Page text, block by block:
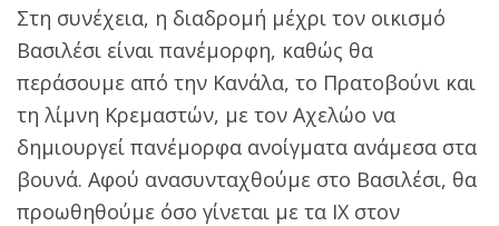
Στη συνέχεια, η διαδρομή μέχρι τον οικισμό
Βασιλέσι είναι πανέμορφη, καθώς θα
περάσουμε από την Κανάλα, το Πρατοβούνι και
τη λίμνη Κρεμαστών, με τον Αχελώο να
δημιουργεί πανέμορφα ανοίγματα ανάμεσα στα
βουνά. Αφού ανασυνταχθούμε στο Βασιλέσι, θα
προωθηθούμε όσο γίνεται με τα ΙΧ στον